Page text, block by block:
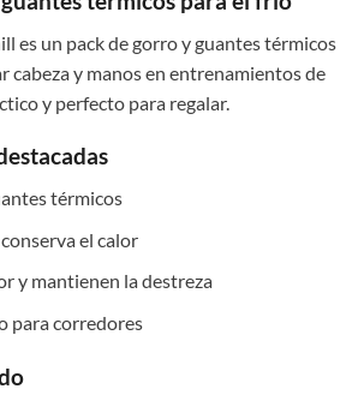
es un pack de gorro y guantes térmicos
cabeza y manos en entrenamientos de
y perfecto para regalar.
térmicos
el calor
y mantienen la destreza
para corredores